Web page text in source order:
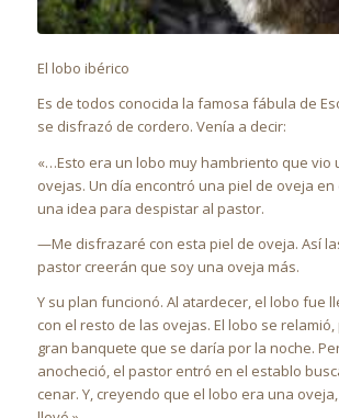
El lobo ibérico
Es de todos conocida la famosa fábula de
se disfrazó de cordero. Venía a decir:
«…Esto era un lobo muy hambriento que vio
ovejas. Un día encontró una piel de oveja
una idea para despistar al pastor.
—Me disfrazaré con esta piel de oveja. Así
pastor creerán que soy una oveja más.
Y su plan funcionó. Al atardecer, el lobo fue
con el resto de las ovejas. El lobo se
gran banquete que se daría por la noche.
anocheció, el pastor entró en el establo
cenar. Y, creyendo que el lobo era una